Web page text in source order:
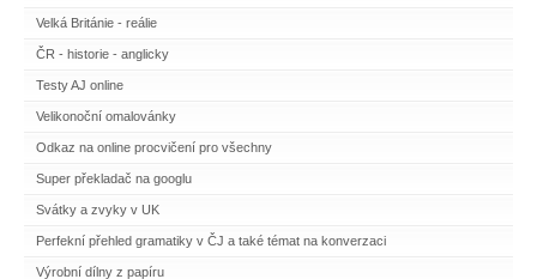
Velká Británie - reálie
ČR - historie - anglicky
Testy AJ online
Velikonoční omalovánky
Odkaz na online procvičení pro všechny
Super překladač na googlu
Svátky a zvyky v UK
Perfekní přehled gramatiky v ČJ a také témat na konverzaci
Výrobní dílny z papíru